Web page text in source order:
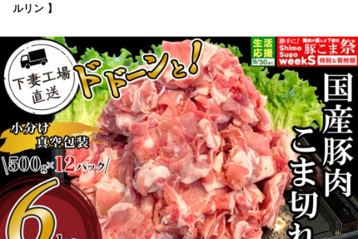
ルリン 】